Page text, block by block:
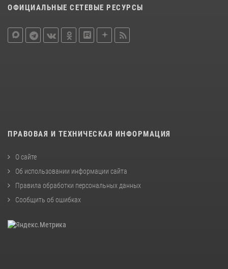
ОФИЦИАЛЬНЫЕ СЕТЕВЫЕ РЕСУРСЫ
ПРАВОВАЯ И ТЕХНИЧЕСКАЯ ИНФОРМАЦИЯ
О сайте
Об использовании информации сайта
Правила обработки персональных данных
Сообщить об ошибках